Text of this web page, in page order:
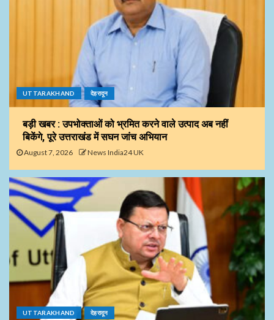
UTTARAKHAND देहरादून
बड़ी खबर : उपभोक्ताओं को भ्रमित करने वाले उत्पाद अब नहीं
बिकेंगे, पूरे उत्तराखंड में सघन जांच अभियान
August 7, 2026 News India24 UK
UTTARAKHAND देहरादून